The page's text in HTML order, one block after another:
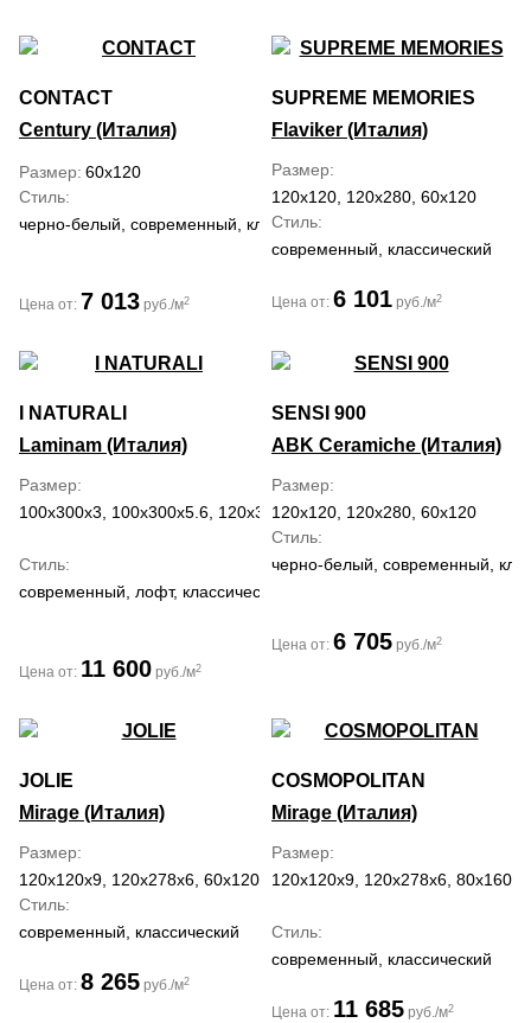
CONTACT
Century (Италия)
Размер 60x120
Стиль
черно-белый, современный, классический, средиземноморский
Цена от: 7 013 руб./м2
SUPREME MEMORIES
Flaviker (Италия)
Размер
120x120, 120x280, 60x120
Стиль
современный, классический
Цена от: 6 101 руб./м2
I NATURALI
Laminam (Италия)
Размер
100x300x3, 100x300x5.6, 120x300x5, 162x324x12, 162x324x20
Стиль
современный, лофт, классический
Цена от: 11 600 руб./м2
SENSI 900
ABK Ceramiche (Италия)
Размер
120x120, 120x280, 60x120
Стиль
черно-белый, современный,
Цена от: 6 705 руб./м2
JOLIE
Mirage (Италия)
Размер
120x120x9, 120x278x6, 60x120
Стиль
современный, классический
Цена от: 8 265 руб./м2
COSMOPOLITAN
Mirage (Италия)
Размер
120x120x9, 120x278x6, 80x160,
Стиль
современный, классический
Цена от: 11 685 руб./м2